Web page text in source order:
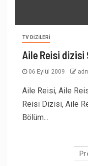
TV DIZILERI
Aile Reisi
06 Eylül 2009
Aile Reisi, Aile
Reisi Dizisi, Aile
Bölüm...